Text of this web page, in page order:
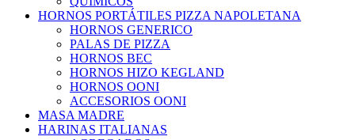
HORNOS PORTÁTILES PIZZA NAPOLETANA
HORNOS GENERICO
PALAS DE PIZZA
HORNOS BEC
HORNOS HIZO KEGLAND
HORNOS OONI
ACCESORIOS OONI
MASA MADRE
HARINAS ITALIANAS